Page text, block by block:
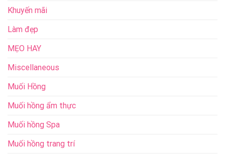
Khuyến mãi
Làm đẹp
MẸO HAY
Miscellaneous
Muối Hồng
Muối hồng ẩm thực
Muối hồng Spa
Muối hồng trang trí